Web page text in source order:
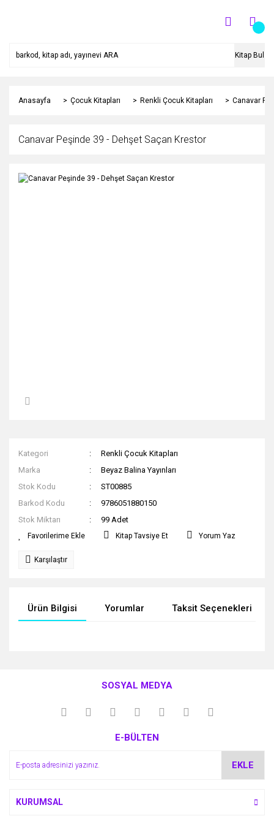
Kitap Bul
Anasayfa Çocuk Kitapları Renkli Çocuk Kitapları Canavar
Canavar Peşinde 39 - Dehşet Saçan Krestor
Kategori
Renkli Çocuk Kitapları
Marka
Beyaz Balina Yayınları
Stok Kodu
ST00885
Barkod Kodu
9786051880150
Stok Miktarı
99 Adet
Kitap Tavsiye Et Yorum Yaz
Karşılaştır
Ürün Bilgisi Yorumlar Taksit Seçenekleri
kullanarak tarafımıza iletebilirsiniz.
Görüş ve önerileriniz için teşekkür ederiz.
Ürün açıklamasında eksik bilgiler bulunuyor.
SOSYAL MEDYA
E-BÜLTEN
EKLE
KURUMSAL